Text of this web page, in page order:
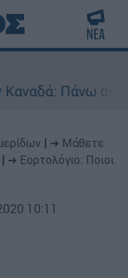
ενεργά
➔ Μάθετε
➔ Εορτολόγιο: Ποιοι
10:11